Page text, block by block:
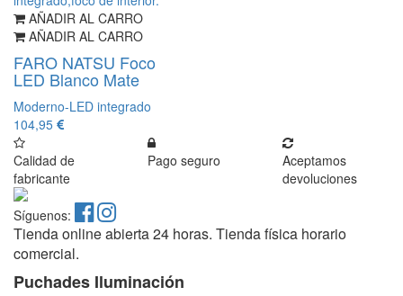
AÑADIR AL CARRO
AÑADIR AL CARRO
FARO NATSU Foco
LED Blanco Mate
Moderno-LED integrado
104,95
Calidad de
fabricante
Pago seguro
Aceptamos
devoluciones
Síguenos:
Tienda online abierta 24 horas. Tienda física horario
comercial.
Puchades Iluminación